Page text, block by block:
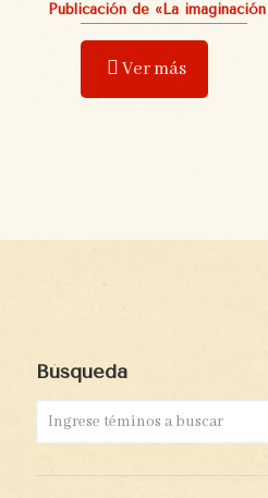
Publicación de «La
Ver más
Búsqueda